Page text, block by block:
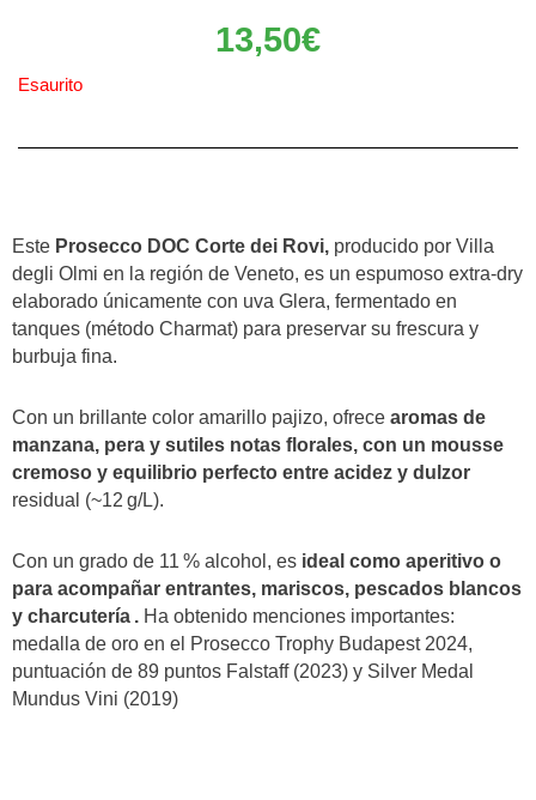
13,50€
Esaurito
Este Prosecco DOC Corte dei Rovi, producido por Villa
degli Olmi en la región de Veneto, es un espumoso extra-dry
elaborado únicamente con uva Glera, fermentado en
tanques (método Charmat) para preservar su frescura y
burbuja fina.
Con un brillante color amarillo pajizo, ofrece aromas de
manzana, pera y sutiles notas florales, con un mousse
cremoso y equilibrio perfecto entre acidez y dulzor
residual (~12 g/L).
Con un grado de 11 % alcohol, es ideal como aperitivo o
para acompañar entrantes, mariscos, pescados blancos
y charcutería . Ha obtenido menciones importantes:
medalla de oro en el Prosecco Trophy Budapest 2024,
puntuación de 89 puntos Falstaff (2023) y Silver Medal
Mundus Vini (2019)